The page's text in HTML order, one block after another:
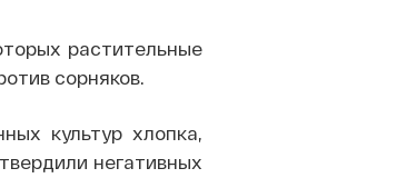
растительные
сорняков.
культур хлопка,
негативных